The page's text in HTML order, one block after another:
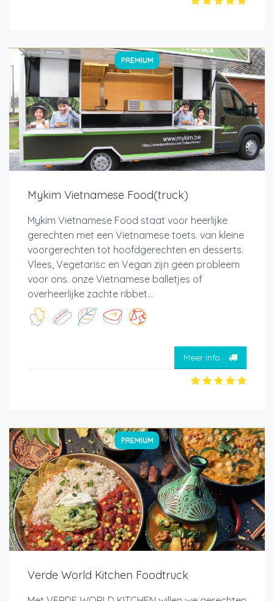
PREMIUM
Mykim Vietnamese Food(truck)
Mykim Vietnamese Food staat voor heerlijke
gerechten met een Vietnamese toets. van kleine
voorgerechten tot hoofdgerechten en desserts.
Vlees, Vegetarisc en Vegan zijn geen probleem
voor ons. onze Vietnamese balletjes of
overheerlijke zachte ribbet...
Meer info
PREMIUM
Verde World Kitchen Foodtruck